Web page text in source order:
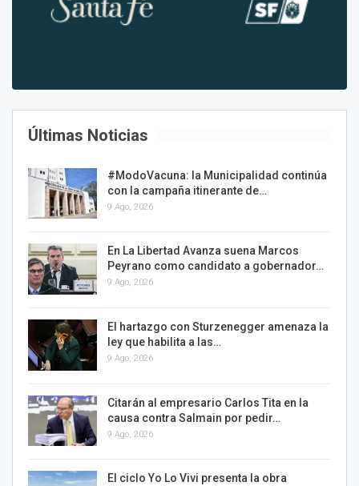
Últimas Noticias
#ModoVacuna: la Municipalidad continúa
con la campaña itinerante de…
9 Ago, 2026
En La Libertad Avanza suena Marcos
Peyrano como candidato a gobernador…
9 Ago, 2026
El hartazgo con Sturzenegger amenaza la
ley que habilita a las…
9 Ago, 2026
Citarán al empresario Carlos Tita en la
causa contra Salmain por pedir…
9 Ago, 2026
El ciclo Yo Lo Vivi presenta la obra